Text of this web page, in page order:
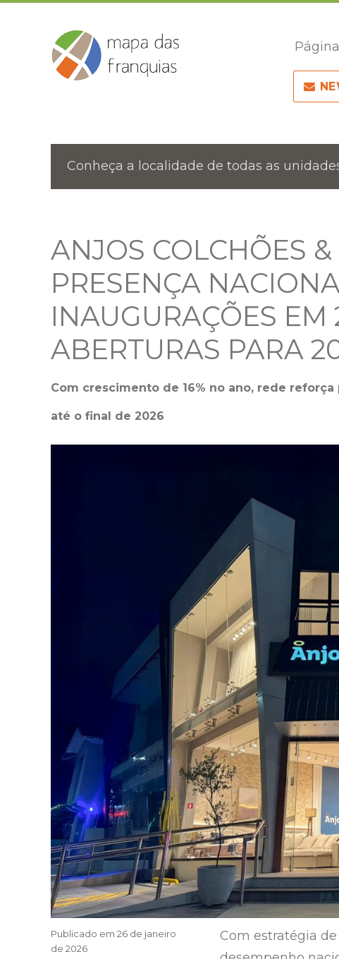
Conheça a localidade de todas as
ANJOS COLCHÕES
PRESENÇA
INAUGURAÇÕES
ABERTURAS PARA
Com crescimento de 16% no ano, rede
até o final de 2026
Com estratégia
Publicado em 26 de janeiro
de 2026